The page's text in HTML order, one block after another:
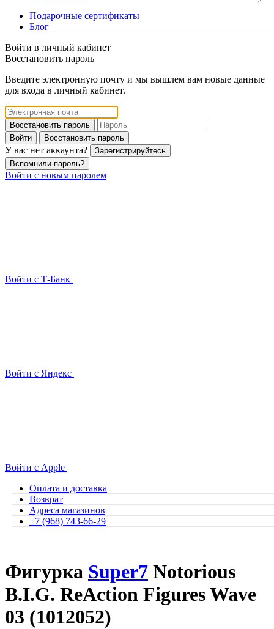
Подарочные сертификаты
Блог
Войти в личный кабинет
Восстановить пароль
Введите электронную почту и мы вышлем вам новые данные
для входа в личный кабинет.
Восстановить пароль
Войти
Восстановить пароль
У вас нет аккаунта?
Зарегистрируйтесь
Вспомнили пароль?
Войти с новым паролем
Войти с Т-Банк
Войти с Яндекс
Войти с Apple
Оплата и доставка
Возврат
Адреса магазинов
+7 (968) 743-66-29
Фигурка Super7 Notorious
B.I.G. ReAction Figures Wave
03 (1012052)